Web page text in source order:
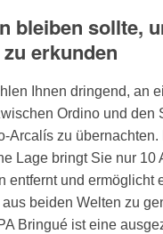
bleiben sollte,
erkunden
Ihnen dringend, an
Ordino und den
Arcalís zu übernachten.
Lage bringt Sie nur 10
entfernt und ermöglicht
beiden Welten zu
Bringué ist eine